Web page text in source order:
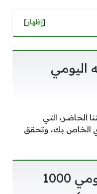
[إظهار]
الحاضر، التي
الخاص بك، وتحقق
1. مشروع دخله اليومي 1000